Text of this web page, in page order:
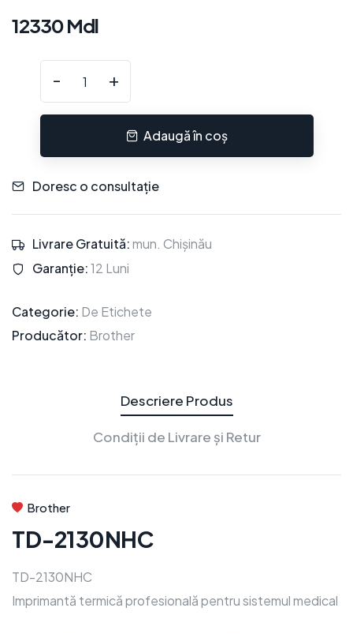
12330 Mdl
- +
Adaugă în coș
Doresc o consultație
Livrare Gratuită:mun. Chișinău
Garanție:12 Luni
Categorie: De Etichete
Producător: Brother
Descriere Produs
Condiții de Livrare și Retur
Brother
TD-2130NHC
TD-2130NHC
Imprimantă termică profesională pentru sistemul medical